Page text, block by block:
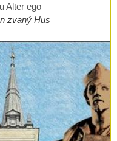
Alter ego
zvaný Hus